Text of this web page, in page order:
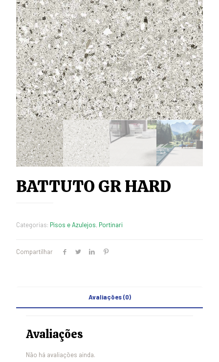
BATTUTO GR HARD
Categorias: Pisos e Azulejos, Portinari
Compartilhar
Avaliações (0)
Avaliações
Não há avaliações ainda.